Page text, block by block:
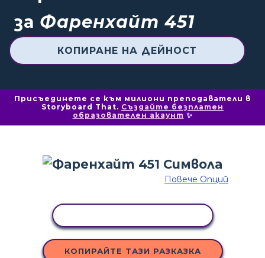
за Фаренхайт 451
КОПИРАНЕ НА ДЕЙНОСТ
Присъединете се към милиони преподаватели в
Storyboard That. Създайте безплатен
образователен акаунт ✨
Повече Опций
КОПИРАЙТЕ ТАЗИ РАЗКАЗКА